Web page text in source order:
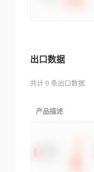
出口数据
共计 0条出口数据
产品描述